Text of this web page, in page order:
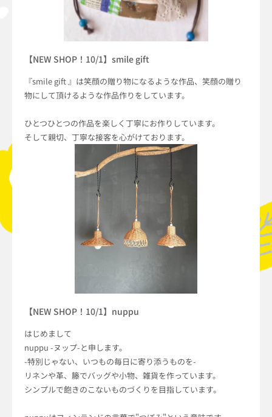
【NEW SHOP！10/1】smile gift
『smile gift 』は笑顔の贈り物になるような作品、笑顔の贈り
物にして頂けるような作品作りをしています。
ひとつひとつの作品を楽しく丁寧にお作りしています。
そして親切、丁寧な接客を心がけております。
【NEW SHOP！10/1】nuppu
はじめまして
nuppu -ヌップ-と申します。
-特別じゃない、いつもの毎日に寄り添うものを-
リネンや革、籐でバッグや小物、雑貨を作っています。
シンプルで飽きのこないものづくりを目指しています。